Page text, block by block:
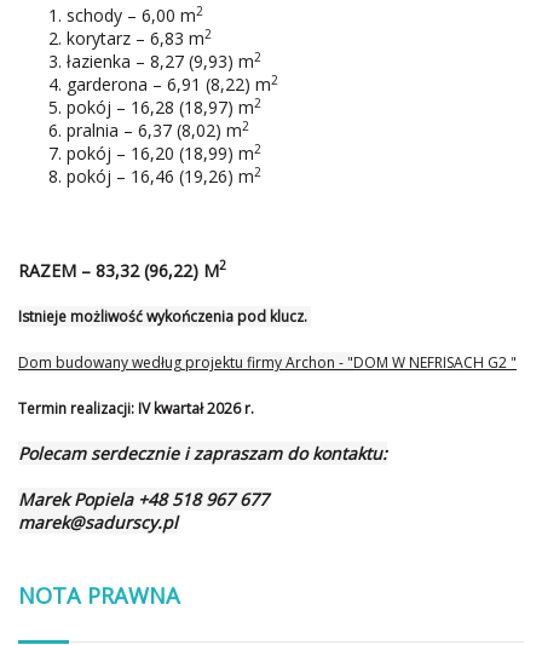
schody – 6,00 m2
korytarz – 6,83 m2
łazienka – 8,27 (9,93) m2
garderona – 6,91 (8,22) m2
pokój – 16,28 (18,97) m2
pralnia – 6,37 (8,02) m2
pokój – 16,20 (18,99) m2
pokój – 16,46 (19,26) m2
RAZEM – 83,32 (96,22) M2
Istnieje możliwość wykończenia pod klucz.
Dom budowany według projektu firmy Archon - "DOM W NEFRISACH G2 "
Termin realizacji: IV kwartał 2026 r.
Polecam serdecznie i zapraszam do kontaktu:
Marek Popiela +48 518 967 677
marek@sadurscy.pl
NOTA PRAWNA